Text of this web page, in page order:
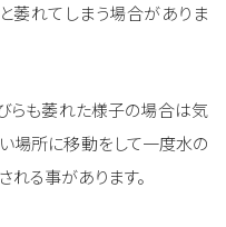
萎れてしまう場合がありま
らも萎れた様子の場合は気
場所に移動をして一度水の
る事があります。